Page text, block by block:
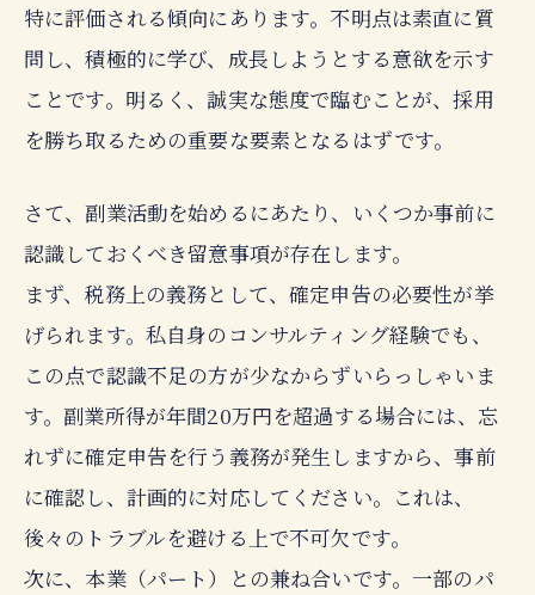
特に評価される傾向にあります。不明点は素直に質
問し、積極的に学び、成長しようとする意欲を示す
ことです。明るく、誠実な態度で臨むことが、採用
を勝ち取るための重要な要素となるはずです。
さて、副業活動を始めるにあたり、いくつか事前に
認識しておくべき留意事項が存在します。
まず、税務上の義務として、確定申告の必要性が挙
げられます。私自身のコンサルティング経験でも、
この点で認識不足の方が少なからずいらっしゃいま
す。副業所得が年間20万円を超過する場合には、忘
れずに確定申告を行う義務が発生しますから、事前
に確認し、計画的に対応してください。これは、
後々のトラブルを避ける上で不可欠です。
次に、本業（パート）との兼ね合いです。一部のパ